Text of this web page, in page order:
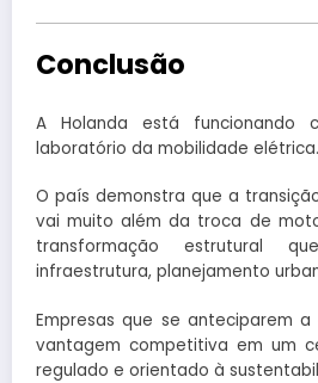
Conclusão
A Holanda está funcionando
laboratório da mobilidade elétrica.
O país demonstra que a
vai muito além da troca de
transformação estrutural
infraestrutura, planejamento
Empresas que se anteciparem
vantagem competitiva em um
regulado e orientado à